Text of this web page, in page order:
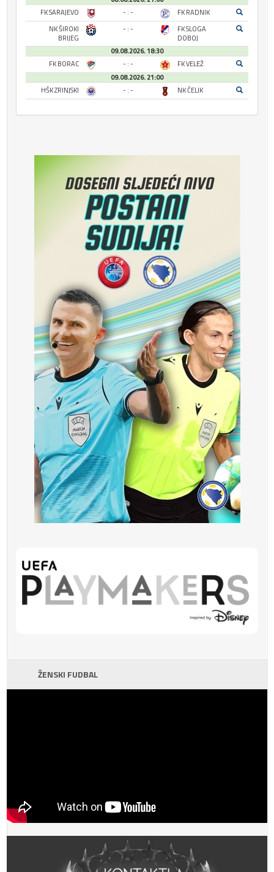
FK SARAJEVO
- : -
FK RADNIK
NK ŠIROKI
BRIJEG
- : -
FK SLOGA
DOBOJ
09.08.2026. 18:30
FK BORAC
- : -
FK VELEŽ
09.08.2026. 21:00
HŠK ZRINJSKI
- : - NK ČELIK
ŽENSKI FUDBAL